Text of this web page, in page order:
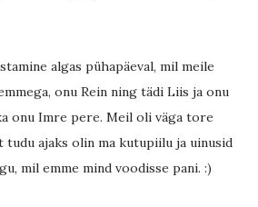
algas pühapäeval, mil meile
onu Rein ning tädi Liis ja onu
onu Imre pere. Meil oli väga tore
ajaks olin ma kutupiilu ja uinusid
mil emme mind voodisse pani. :)